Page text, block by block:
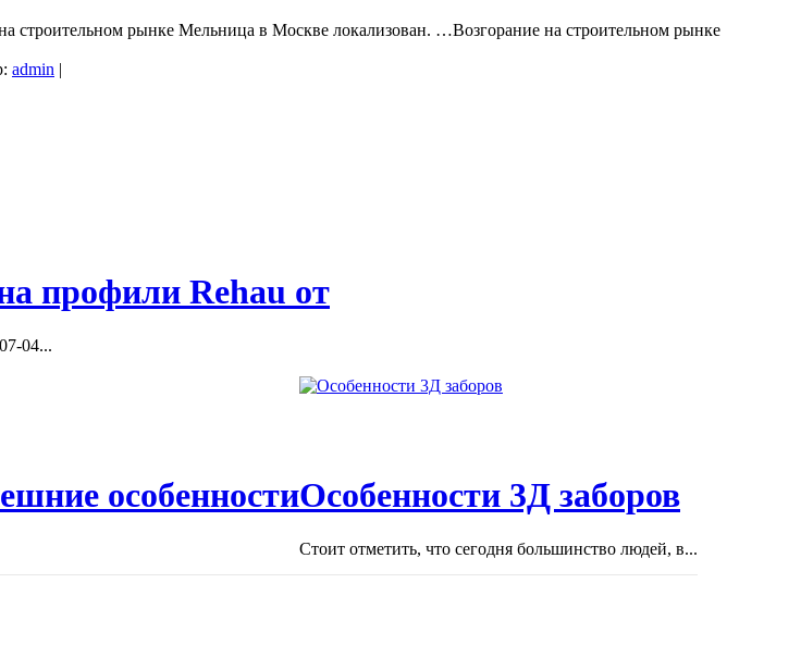
рынке Мельница в Москве локализован. …Возгорание на строительном рынке
admin |
профили Rehau от
04...
особенностиОсобенности 3Д заборов
Стоит отметить, что сегодня большинство людей, в...